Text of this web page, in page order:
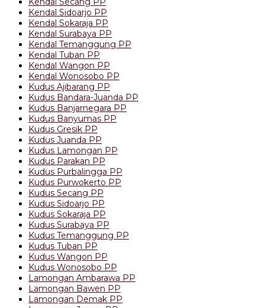
Kendal Sidoarjo PP
Kendal Sokaraja PP
Kendal Surabaya PP
Kendal Temanggung PP
Kendal Tuban PP
Kendal Wangon PP
Kendal Wonosobo PP
Kudus Ajibarang PP
Kudus Bandara-Juanda PP
Kudus Banjarnegara PP
Kudus Banyumas PP
Kudus Gresik PP
Kudus Juanda PP
Kudus Lamongan PP
Kudus Parakan PP
Kudus Purbalingga PP
Kudus Purwokerto PP
Kudus Secang PP
Kudus Sidoarjo PP
Kudus Sokaraja PP
Kudus Surabaya PP
Kudus Temanggung PP
Kudus Tuban PP
Kudus Wangon PP
Kudus Wonosobo PP
Lamongan Ambarawa PP
Lamongan Bawen PP
Lamongan Demak PP